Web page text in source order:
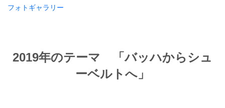
フォトギャラリー
2019年のテーマ 「バッハからシュ
ーベルトへ」